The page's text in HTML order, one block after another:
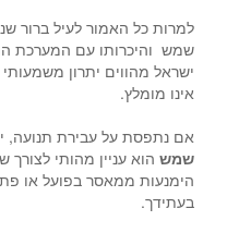
למרות כל האמור לעיל ברור
שמש והיכרותו עם המערכת
ישראל מהווים יתרון
אינו מומלץ.
אם נתפסת על עבירת תנועה,
שמש הוא עניין מהותי לצורך
הימנעות ממאסר בפועל או
בעתידך.